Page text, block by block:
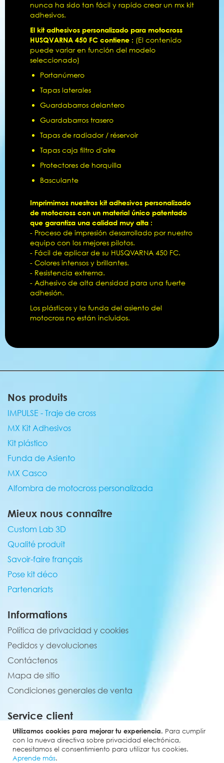
Utilizamos cookies para mejorar tu experiencia. Para cumplir
con la nueva directiva sobre privacidad electrónica,
necesitamos el consentimiento para utilizar tus cookies.
Aprende más.
nunca ha sido tan fácil y rapído crear un mx kit
adhesivos.
El kit adhesivos personalizado para motocross
HUSQVARNA 450 FC contiene : (El contenido
puede variar en función del modelo
seleccionado)
Portanúmero
Tapas laterales
Guardabarros delantero
Guardabarros trasero
Tapas de radiador / réservoir
Tapas caja filtro d'aire
Protectores de horquilla
Basculante
Imprimimos nuestros kit adhesivos personalizado
de motocross con un material único patentado
que garantiza una calidad muy alta :
- Proceso de impresión desarrollado por nuestro
equipo con los mejores pilotos.
- Fácil de aplicar de su HUSQVARNA 450 FC.
- Colores intensos y brillantes.
- Resistencia extrema.
- Adhesivo de alta densidad para una fuerte
adhesión.
Los plásticos y la funda del asiento del
motocross no están incluidos.
Nos produits
IMPULSE - Traje de cross
MX Kit Adhesivos
Kit plástico
Funda de Asiento
MX Casco
Alfombra de motocross personalizada
Mieux nous connaître
Custom Lab 3D
Qualité produit
Savoir-faire français
Pose kit déco
Partenariats
Informations
Política de privacidad y cookies
Pedidos y devoluciones
Contáctenos
Mapa de sitio
Condiciones generales de venta
Service client
02 44 84 90 44
contact@elevenmx.com